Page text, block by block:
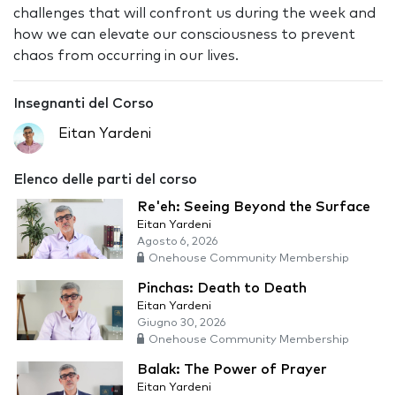
challenges that will confront us during the week and
how we can elevate our consciousness to prevent
chaos from occurring in our lives.
Insegnanti del Corso
Eitan Yardeni
Elenco delle parti del corso
Re'eh: Seeing Beyond the Surface
Eitan Yardeni
Agosto 6, 2026
Onehouse Community Membership
Pinchas: Death to Death
Eitan Yardeni
Giugno 30, 2026
Onehouse Community Membership
Balak: The Power of Prayer
Eitan Yardeni